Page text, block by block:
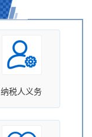
纳税人义务